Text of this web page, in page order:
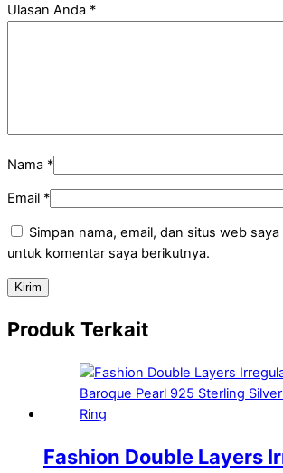
Ulasan Anda *
Nama *
Email *
Simpan nama, email, dan situs web
untuk komentar saya berikutnya.
Produk Terkait
Fashion Double Layers